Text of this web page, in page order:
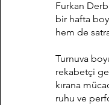
Furkan
bir hafta
hem de
Turnuva
rekabetçi
kırana
ruhu ve